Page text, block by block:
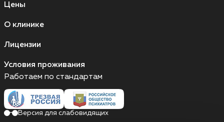
Цены
О клинике
Лицензии
Условия проживания
Работаем по стандартам
Версия для слабовидящих